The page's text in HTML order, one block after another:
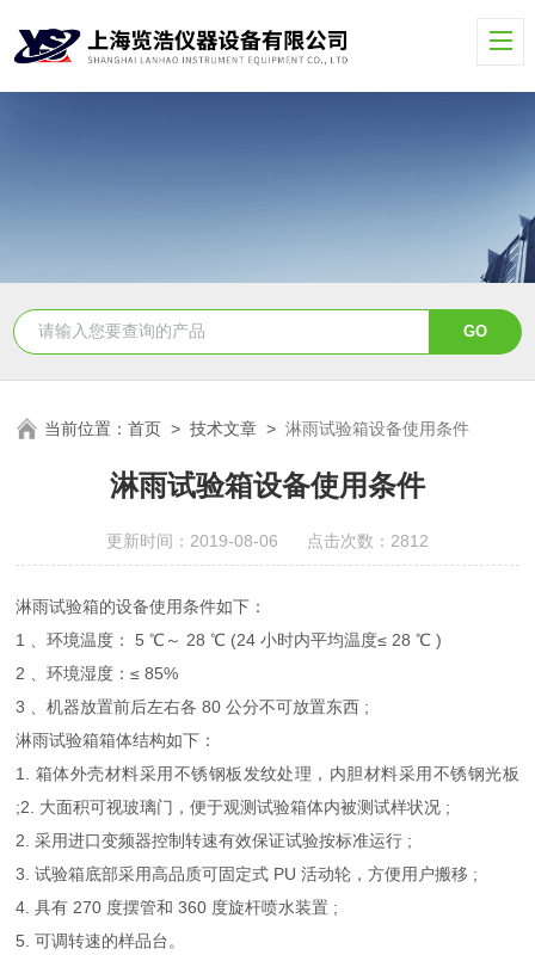
当前位置：首页 >技术文章 >淋雨试验箱设备使用条件
淋雨试验箱设备使用条件
更新时间：2019-08-06 点击次数：2812
淋雨试验箱的设备使用条件如下：
1 、环境温度： 5 ℃～ 28 ℃ (24 小时内平均温度≤ 28 ℃ )
2 、环境湿度：≤ 85%
3 、机器放置前后左右各 80 公分不可放置东西 ;
淋雨试验箱箱体结构如下：
1. 箱体外壳材料采用不锈钢板发纹处理，内胆材料采用不锈钢光板
;2. 大面积可视玻璃门，便于观测试验箱体内被测试样状况 ;
2. 采用进口变频器控制转速有效保证试验按标准运行 ;
3. 试验箱底部采用高品质可固定式 PU 活动轮，方便用户搬移 ;
4. 具有 270 度摆管和 360 度旋杆喷水装置 ;
5. 可调转速的样品台。